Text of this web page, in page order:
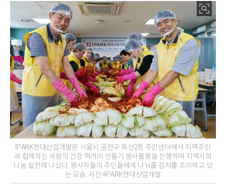
IPARK현대산업개발은 서울시 금천구 독산2동 주민센터에서 지역주민
과 함께하는 사랑의 건강 먹거리 만들기 봉사활동을 진행하며 지역사회
나눔 실천에 나섰다. 봉사자들이 주민들에게 나눠줄 김치를 조리하고 있
는 모습. 사진=IPARK현대산업개발